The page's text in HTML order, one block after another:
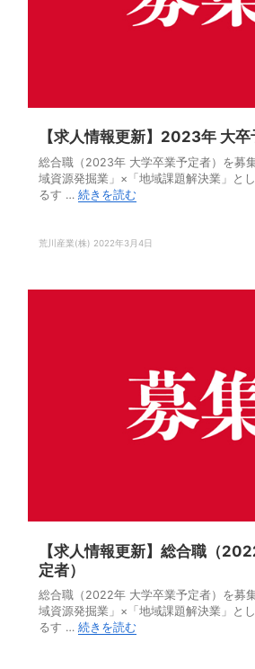
【求人情報更新】2023年 大卒
総合職（2023年 大学卒業予定者）を募
域資源発掘業」×「地域課題解決業」と
るす … 続きを読む
荒川産業(株) 2022年3月4日
【求人情報更新】総合職（
定者）
総合職（2022年 大学卒業予定者）を募
域資源発掘業」×「地域課題解決業」と
るす … 続きを読む